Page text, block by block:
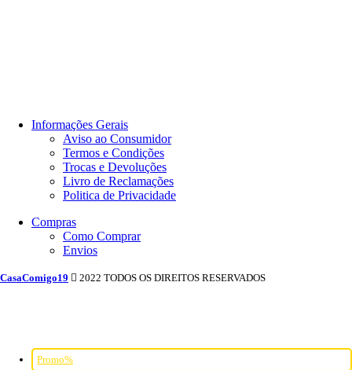
Informações Gerais
Aviso ao Consumidor
Termos e Condições
Trocas e Devoluções
Livro de Reclamações
Politica de Privacidade
Compras
Como Comprar
Envios
CasaComigo19 2022 TODOS OS DIREITOS RESERVADOS
Promo%